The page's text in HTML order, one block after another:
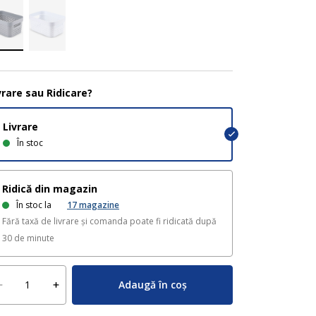
sau Ridicare?
Livrare
În stoc
Ridică din magazin
În stoc la 17magazine
Fără taxă de livrare și comanda poate fi ridicată după
30 de minute
Adaugă în coș